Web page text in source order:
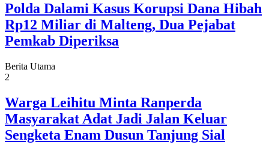
Polda Dalami Kasus Korupsi Dana Hibah
Rp12 Miliar di Malteng, Dua Pejabat
Pemkab Diperiksa
Berita Utama
2
Warga Leihitu Minta Ranperda
Masyarakat Adat Jadi Jalan Keluar
Sengketa Enam Dusun Tanjung Sial